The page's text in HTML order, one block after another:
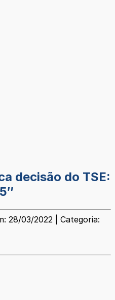
decisão do TSE:
28/03/2022 | Categoria: